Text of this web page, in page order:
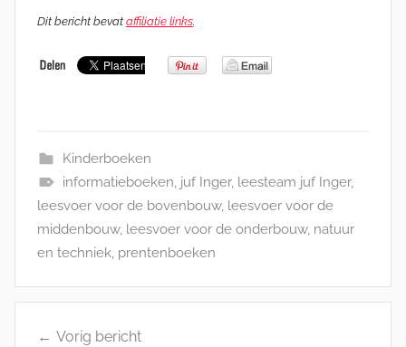
Dit bericht bevat affiliatie links.
Kinderboeken
informatieboeken, juf Inger, leesteam juf Inger,
leesvoer voor de bovenbouw, leesvoer voor de
middenbouw, leesvoer voor de onderbouw, natuur
en techniek, prentenboeken
Vorig bericht